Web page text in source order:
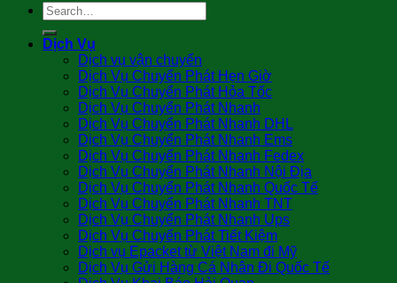
Dịch Vụ
Dịch vụ vận chuyển
Dịch Vụ Chuyển Phát Hẹn Giờ
Dịch Vụ Chuyển Phát Hỏa Tốc
Dịch Vụ Chuyển Phát Nhanh
Dịch Vụ Chuyển Phát Nhanh DHL
Dịch Vụ Chuyển Phát Nhanh Ems
Dịch Vụ Chuyển Phát Nhanh Fedex
Dịch Vụ Chuyển Phát Nhanh Nội Địa
Dịch Vụ Chuyển Phát Nhanh Quốc Tế
Dịch Vụ Chuyển Phát Nhanh TNT
Dịch Vụ Chuyển Phát Nhanh Ups
Dịch Vụ Chuyển Phát Tiết Kiệm
Dịch vụ Epacket từ Việt Nam đi Mỹ
Dịch Vụ Gửi Hàng Cá Nhân Đi Quốc Tế